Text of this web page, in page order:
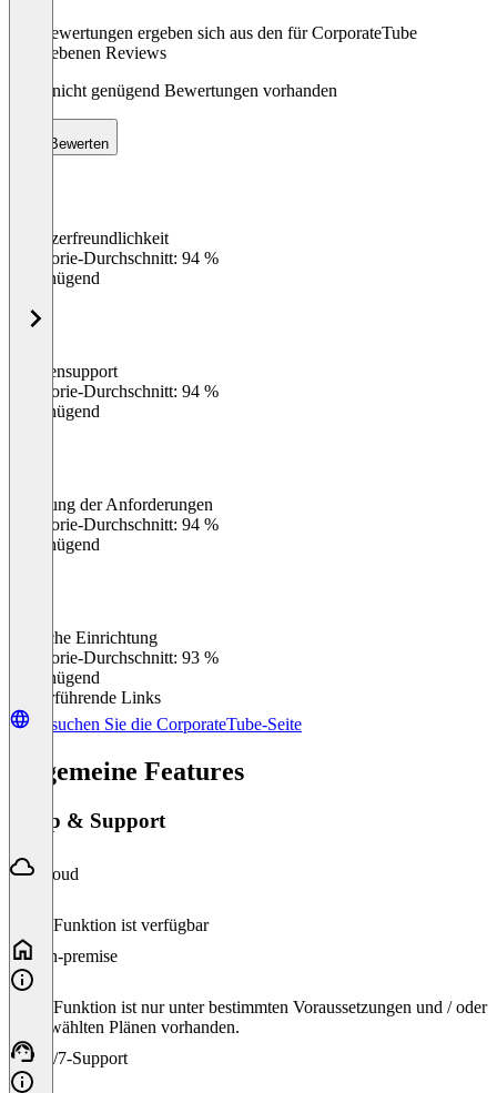
Die Bewertungen ergeben sich aus den für CorporateTube
abgegebenen Reviews
Noch nicht genügend Bewertungen vorhanden
Bewerten
Benutzerfreundlichkeit
Kategorie-Durchschnitt: 94 %
Ungenügend
Kundensupport
Kategorie-Durchschnitt: 94 %
Ungenügend
Erfüllung der Anforderungen
Kategorie-Durchschnitt: 94 %
Ungenügend
Einfache Einrichtung
Kategorie-Durchschnitt: 93 %
Ungenügend
Weiterführende Links
Besuchen Sie die CorporateTube-Seite
Allgemeine Features
Setup & Support
Cloud
Diese Funktion ist verfügbar
On-premise
Diese Funktion ist nur unter bestimmten Voraussetzungen und / oder
ausgewählten Plänen vorhanden.
24/7-Support